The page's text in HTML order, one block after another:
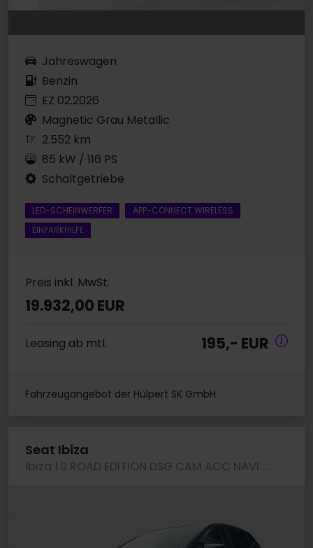
Jahreswagen
Benzin
EZ 02.2026
Magnetic Grau Metallic
2.552 km
85 kW / 116 PS
Schaltgetriebe
LED-SCHEINWERFER
APP-CONNECT WIRELESS
EINPARKHILFE
Preis inkl. MwSt.
19.932,00 EUR
Leasing ab mtl. 195,- EUR
Fahrzeugangebot der Hülpert SK GmbH
Seat Ibiza
Ibiza 1.0 ROAD EDITION DSG CAM ACC NAVI CARPLAY SITZHZ.